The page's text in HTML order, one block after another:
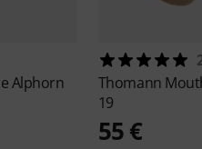
Alphorn
Thomann
19
55 €